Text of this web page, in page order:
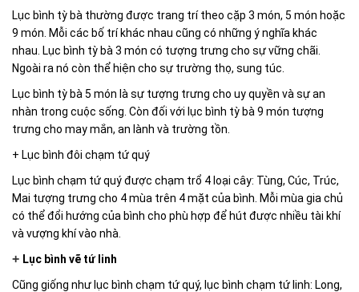
Lục bình tỳ bà thường được trang trí theo cặp 3 món, 5 món hoặc
9 món. Mỗi các bố trí khác nhau cũng có những ý nghĩa khác
nhau. Lục bình tỳ bà 3 món có tượng trưng cho sự vững chãi.
Ngoài ra nó còn thể hiện cho sự trường thọ, sung túc.
Lục bình tỳ bà 5 món là sự tượng trưng cho uy quyền và sự an
nhàn trong cuộc sống. Còn đối với lục bình tỳ bà 9 món tượng
trưng cho may mắn, an lành và trường tồn.
+ Lục bình đôi chạm tứ quý
Lục bình chạm tứ quý được chạm trổ 4 loại cây: Tùng, Cúc, Trúc,
Mai tượng trưng cho 4 mùa trên 4 mặt của bình. Mỗi mùa gia chủ
có thể đổi hướng của bình cho phù hợp để hút được nhiều tài khí
và vượng khí vào nhà.
+ Lục bình vẽ tứ linh
Cũng giống như lục bình chạm tứ quý, lục bình chạm tứ linh: Long,